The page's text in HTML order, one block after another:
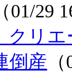
（01/29
クリ
倒産